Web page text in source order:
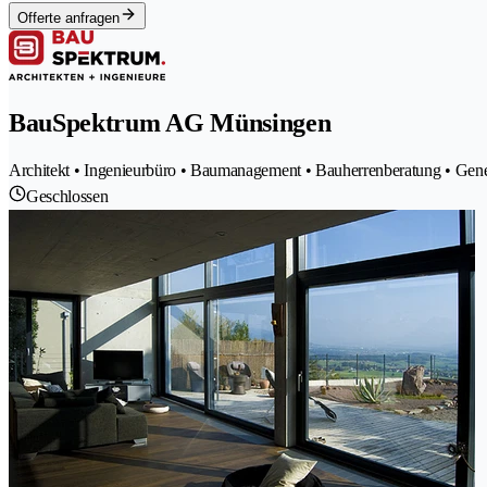
Offerte anfragen
BauSpektrum AG Münsingen
Architekt • Ingenieurbüro • Baumanagement • Bauherrenberatung •
Geschlossen